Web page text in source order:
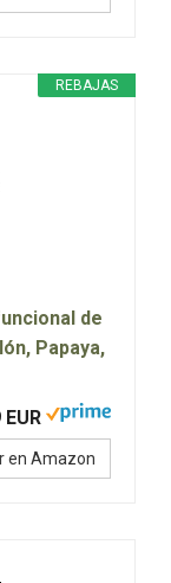
REBAJAS
de
Papaya,
EUR
en Amazon